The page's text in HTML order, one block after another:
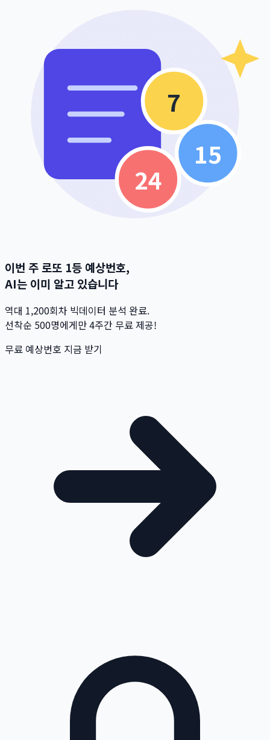
7
15
24
이번 주 로또 1등 예상번호,
AI는 이미 알고 있습니다
역대 1,200회차 빅데이터 분석 완료.
선착순 500명에게만 4주간 무료 제공!
무료 예상번호 지금 받기